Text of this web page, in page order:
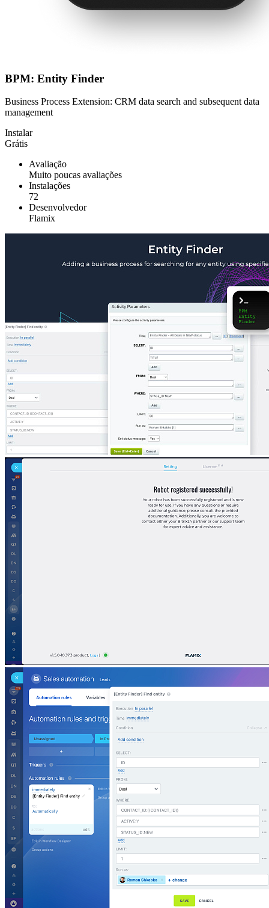
BPM: Entity Finder
Business Process Extension: CRM data search and subsequent data
management
Instalar
Grátis
Avaliação
Muito poucas avaliações
Instalações
72
Desenvolvedor
Flamix